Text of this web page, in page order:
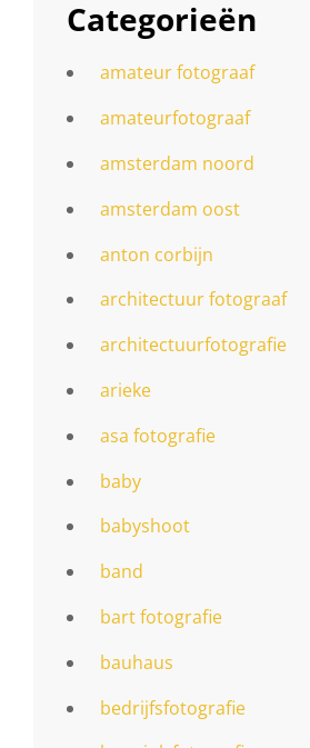
Categorieën
amateur fotograaf
amateurfotograaf
amsterdam noord
amsterdam oost
anton corbijn
architectuur fotograaf
architectuurfotografie
arieke
asa fotografie
baby
babyshoot
band
bart fotografie
bauhaus
bedrijfsfotografie